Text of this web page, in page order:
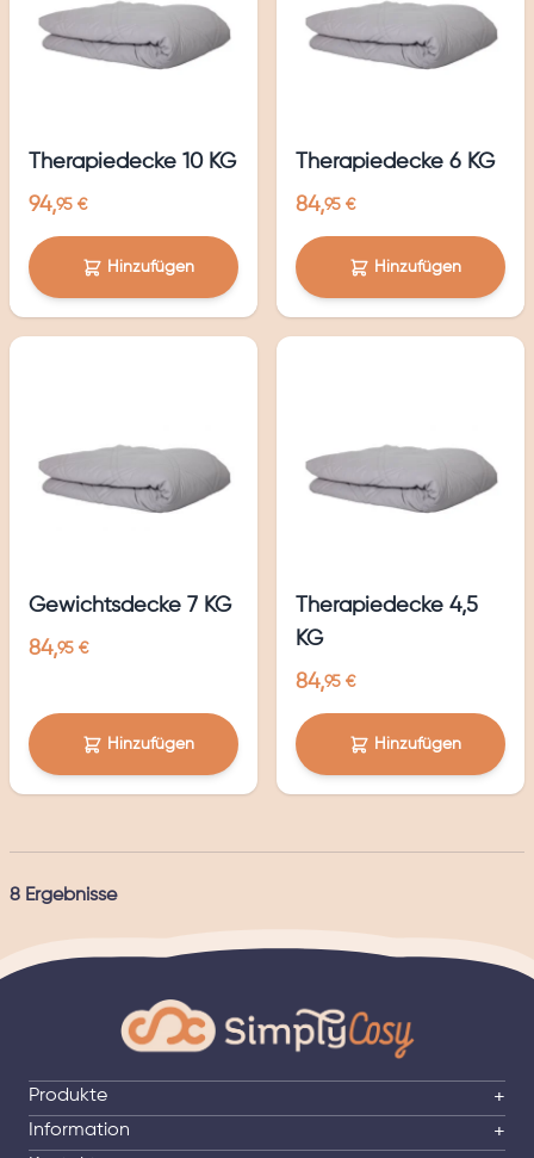
Therapiedecke 10 KG
94,95 €
Hinzufügen
Therapiedecke 6 KG
84,95 €
Hinzufügen
Gewichtsdecke 7 KG
84,95 €
Hinzufügen
Therapiedecke 4,5
KG
84,95 €
Hinzufügen
8 Ergebnisse
Produkte +
Information +